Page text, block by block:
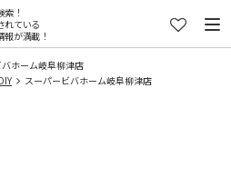
索！
れている
報が満載！
ホーム岐阜柳津店
スーパービバホーム岐阜柳津店